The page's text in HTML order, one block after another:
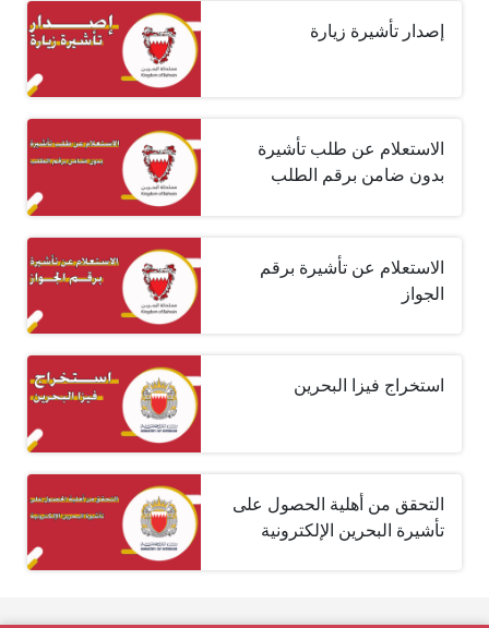
إصدار تأشيرة زيارة
الاستعلام عن طلب تأشيرة
بدون ضامن برقم الطلب
الاستعلام عن تأشيرة برقم
الجواز
استخراج فيزا البحرين
التحقق من أهلية الحصول على
تأشيرة البحرين الإلكترونية